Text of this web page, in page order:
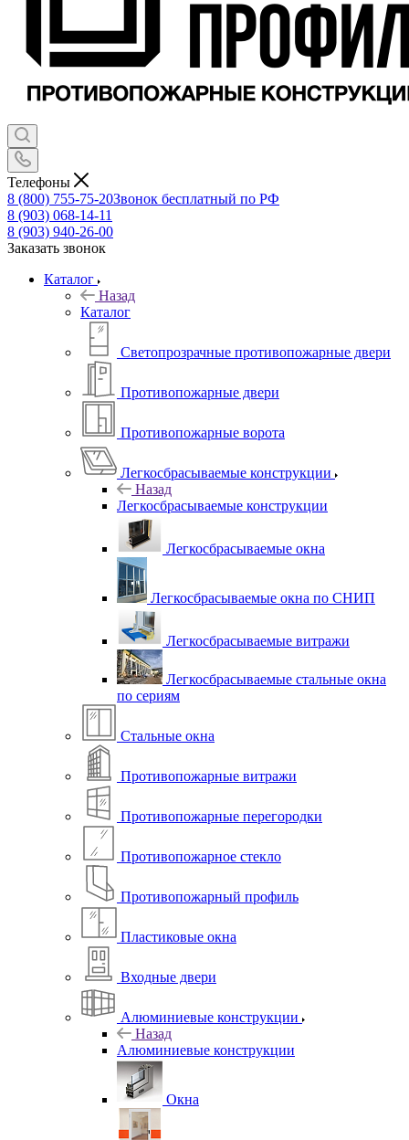
Телефоны
8 (800) 755-75-20Звонок бесплатный по РФ
8 (903) 068-14-11
8 (903) 940-26-00
Заказать звонок
Каталог
Назад
Каталог
Светопрозрачные противопожарные двери
Противопожарные двери
Противопожарные ворота
Легкосбрасываемые конструкции
Назад
Легкосбрасываемые конструкции
Легкосбрасываемые окна
Легкосбрасываемые окна по СНИП
Легкосбрасываемые витражи
Легкосбрасываемые стальные окна
по сериям
Стальные окна
Противопожарные витражи
Противопожарные перегородки
Противопожарное стекло
Противопожарный профиль
Пластиковые окна
Входные двери
Алюминиевые конструкции
Назад
Алюминиевые конструкции
Окна